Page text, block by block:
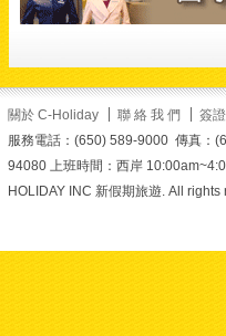
文化遺產
#澳門美食
式蛋撻 #戀愛巷 #跟團首
View on Facebook ·
Share
0 0
美加旅遊
關於 C-Holiday 聯 絡 我 們 簽
服務電話：(650) 589-9000 傳真：
94080 上班時間：西岸
HOLIDAY INC 新假期旅遊. All